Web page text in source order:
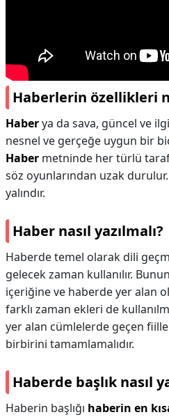
Haberlerin özellikleri
Haberya da sava, güncel ve
nesnel ve gerçeğe uygun bir
Haber metninde her türlü
söz oyunlarından uzak
yalındır.
Haber nasıl yazılmalı?
Haberde temel olarak dili
gelecek zaman kullanılır.
içeriğine ve haberde yer alan
farklı zaman ekleri de
yer alan cümlelerde geçen
birbirini tamamlamalıdır.
Haberde başlık nasıl
Haberin başlığı haberin en